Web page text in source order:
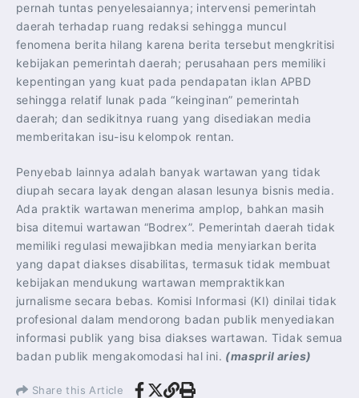
pernah tuntas penyelesaiannya; intervensi pemerintah
daerah terhadap ruang redaksi sehingga muncul
fenomena berita hilang karena berita tersebut mengkritisi
kebijakan pemerintah daerah; perusahaan pers memiliki
kepentingan yang kuat pada pendapatan iklan APBD
sehingga relatif lunak pada “keinginan” pemerintah
daerah; dan sedikitnya ruang yang disediakan media
memberitakan isu-isu kelompok rentan.
Penyebab lainnya adalah banyak wartawan yang tidak
diupah secara layak dengan alasan lesunya bisnis media.
Ada praktik wartawan menerima amplop, bahkan masih
bisa ditemui wartawan “Bodrex”. Pemerintah daerah tidak
memiliki regulasi mewajibkan media menyiarkan berita
yang dapat diakses disabilitas, termasuk tidak membuat
kebijakan mendukung wartawan mempraktikkan
jurnalisme secara bebas. Komisi Informasi (KI) dinilai tidak
profesional dalam mendorong badan publik menyediakan
informasi publik yang bisa diakses wartawan. Tidak semua
badan publik mengakomodasi hal ini. (maspril aries)
Share this Article